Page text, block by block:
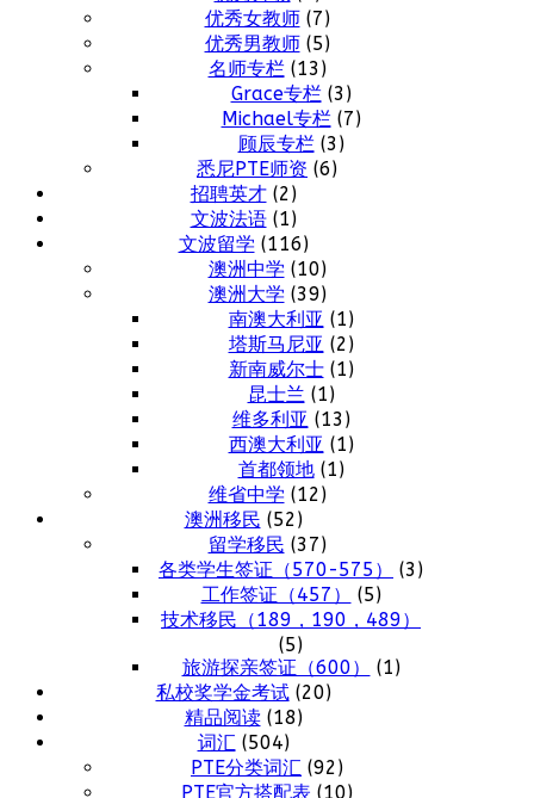
优秀女教师(7)
优秀男教师(5)
名师专栏(13)
Grace专栏(3)
Michael专栏(7)
顾辰专栏(3)
悉尼PTE师资 (6)
招聘英才(2)
文波法语(1)
文波留学 (116)
澳洲中学 (10)
澳洲大学 (39)
南澳大利亚 (1)
塔斯马尼亚 (2)
新南威尔士(1)
昆士兰 (1)
维多利亚 (13)
西澳大利亚 (1)
首都领地(1)
维省中学 (12)
澳洲移民 (52)
留学移民 (37)
各类学生签证（570-575）
(3)
工作签证（457）
(5)
技术移民（189，190，489）
(5)
旅游探亲签证（600）
(1)
私校奖学金考试(20)
精品阅读(18)
词汇 (504)
PTE分类词汇 (92)
PTE官方搭配表 (10)